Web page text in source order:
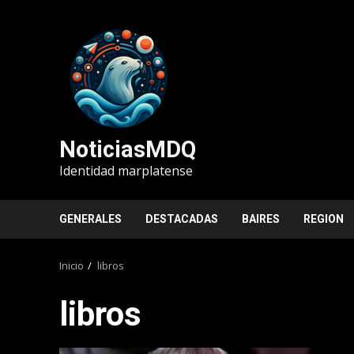
NoticiasMDQ
Identidad marplatense
GENERALES DESTACADAS BAIRES REGION
Inicio libros
libros